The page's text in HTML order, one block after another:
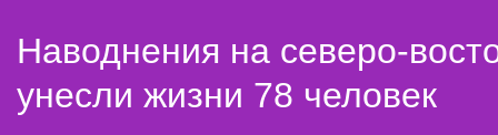
Наводнения на северо-
унесли жизни 78 человек